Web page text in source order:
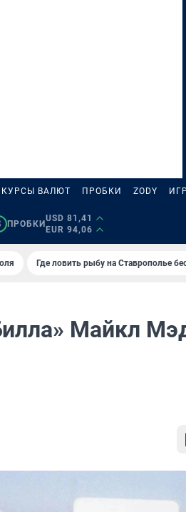
КУРСЫ ВАЛЮТ ПРОБКИ ZODY
ПРОБКИ
USD 81,41
EUR 94,06
Где ловить рыбу на Ставрополье
Майкл